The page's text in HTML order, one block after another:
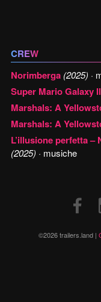
CREW
Norimberga (2025) ·
Super Mario Galaxy
Marshals: A
Marshals: A
L’illusione perfetta –
(2025) · musiche
©2026 trailers.land |